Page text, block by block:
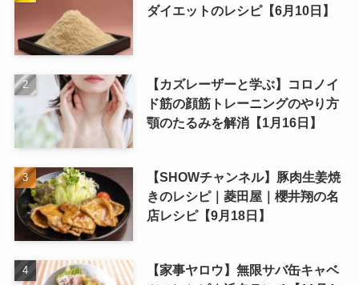
ダイエットのレシピ【6月10日】
【カズレーザーと学ぶ】コロノイ
ド筋の顔筋トレーニングのやり方
顎のたるみを解消【1月16日】
【SHOWチャンネル】豚肉生姜焼
きのレシピ｜菱田屋｜櫻井翔の名
店レシピ【9月18日】
【家事ヤロウ】無限サバ缶キャベ